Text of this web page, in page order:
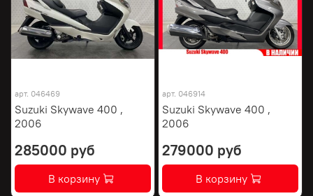
арт. 046469
Suzuki Skywave 400 ,
2006
285000 руб
В корзину
арт. 046914
Suzuki Skywave 400 ,
2006
279000 руб
В корзину